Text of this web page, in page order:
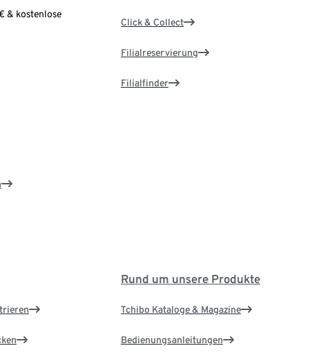
& kostenlose
Click & Collect
Filialreservierung
Filialfinder
Rund um unsere Produkte
Tchibo Kataloge & Magazine
Bedienungsanleitungen